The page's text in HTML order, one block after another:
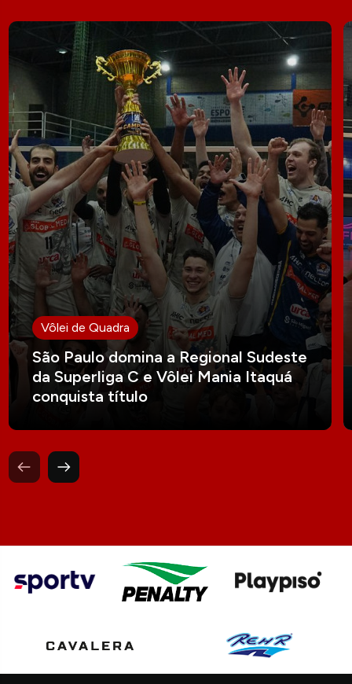
Vôlei de Quadra
São Paulo domina a Regional Sudeste
da Superliga C e Vôlei Mania Itaquá
conquista título